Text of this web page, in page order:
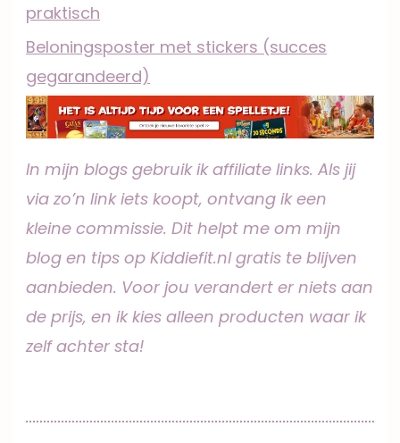
praktisch
Beloningsposter met stickers (succes
gegarandeerd)
In mijn blogs gebruik ik affiliate links. Als jij
via zo’n link iets koopt, ontvang ik een
kleine commissie. Dit helpt me om mijn
blog en tips op Kiddiefit.nl gratis te blijven
aanbieden. Voor jou verandert er niets aan
de prijs, en ik kies alleen producten waar ik
zelf achter sta!